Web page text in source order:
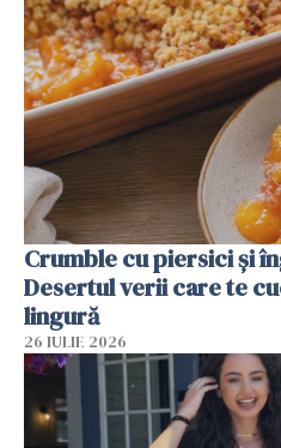
Crumble cu piersici și
Desertul verii care te
lingură
26 IULIE 2026